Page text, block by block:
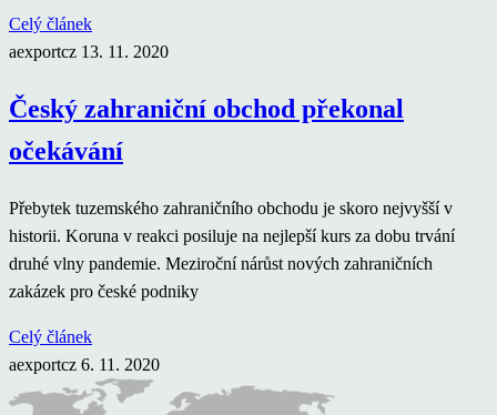
Celý článek
aexportcz 13. 11. 2020
Český zahraniční obchod překonal
očekávání
Přebytek tuzemského zahraničního obchodu je skoro nejvyšší v
historii. Koruna v reakci posiluje na nejlepší kurs za dobu trvání
druhé vlny pandemie. Meziroční nárůst nových zahraničních
zakázek pro české podniky
Celý článek
aexportcz 6. 11. 2020